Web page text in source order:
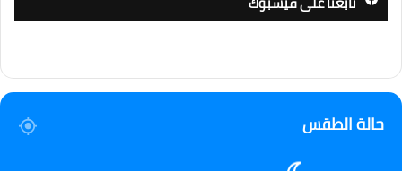
حالة الطقس